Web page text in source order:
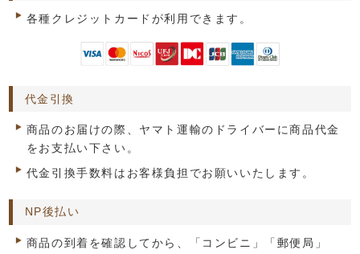
各種クレジットカードが利用できます。
代金引換
商品のお届けの際、ヤマト運輸のドライバーに商品代金
をお支払い下さい。
代金引換手数料はお客様負担でお願いいたします。
NP後払い
商品の到着を確認してから、「コンビニ」「郵便局」